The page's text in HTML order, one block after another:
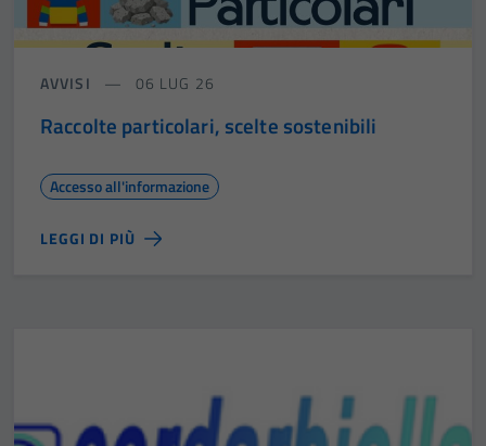
AVVISI 06 LUG 26
Raccolte particolari, scelte sostenibili
Accesso all'informazione
LEGGI DI PIÙ